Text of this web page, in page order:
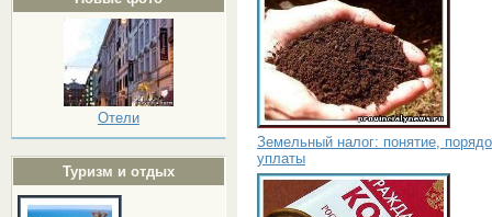
Отели
Туризм и отдых
Земельный налог: понятие,
уплаты